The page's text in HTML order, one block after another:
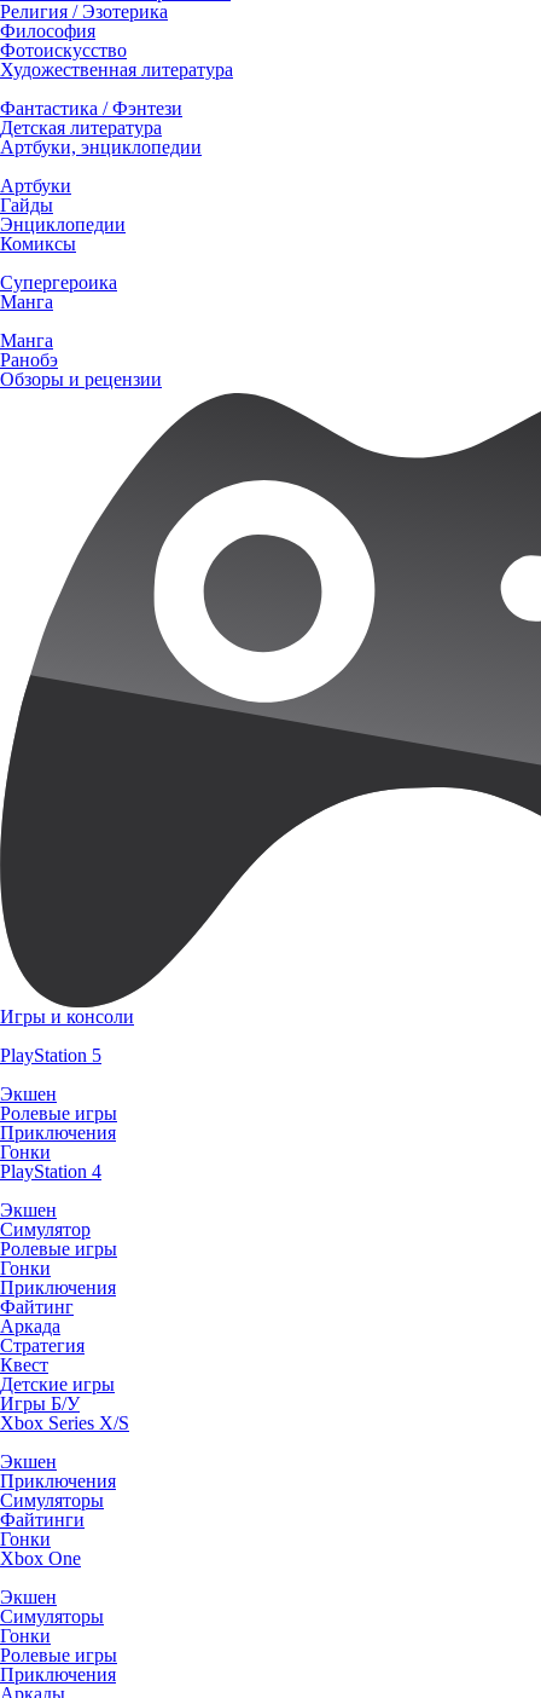
Религия / Эзотерика
Философия
Фотоискусство
Художественная литература
Фантастика / Фэнтези
Детская литература
Артбуки, энциклопедии
Артбуки
Гайды
Энциклопедии
Комиксы
Супергероика
Манга
Манга
Ранобэ
Обзоры и рецензии
Игры и консоли
PlayStation 5
Экшен
Ролевые игры
Приключения
Гонки
PlayStation 4
Экшен
Симулятор
Ролевые игры
Гонки
Приключения
Файтинг
Аркада
Стратегия
Квест
Детские игры
Игры Б/У
Xbox Series X/S
Экшен
Приключения
Симуляторы
Файтинги
Гонки
Xbox One
Экшен
Симуляторы
Гонки
Ролевые игры
Приключения
Аркады